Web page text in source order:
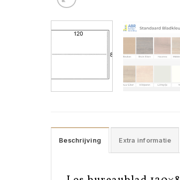
Beschrijving Extra informatie